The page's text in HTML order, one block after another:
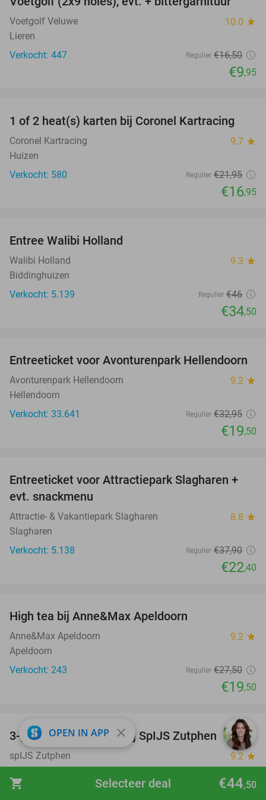
shopping_cart €44,50
Selecteer deal
40%
Voetgolf Veluwe 10.0 star
Lieren
Verkocht: 447
Regulier €16,50
€9,95
23%
1 of 2 heat(s) karten bij Coronel Kartracing
Coronel Kartracing 9.7 star
Huizen
Verkocht: 580
Regulier €21,95
€16,95
Entree Walibi Holland
Walibi Holland 9.3 star
Biddinghuizen
Verkocht: 5.139
Regulier €46
€34,50
41%
Entreeticket voor Avonturenpark Hellendoorn
Avonturenpark Hellendoorn 9.2 star
Hellendoorn
Verkocht: 33.641
Regulier €32,95
€19,50
41%
Entreeticket voor Attractiepark Slagharen +
evt. snackmenu
Attractie- & Vakantiepark Slagharen 8.8 star
Slagharen
Verkocht: 5.138
Regulier €37,90
€22,40
High tea bij Anne&Max Apeldoorn
Anne&Max Apeldoorn 9.2 star
Apeldoorn
Verkocht: 243
Regulier €27,50
€19,50
40%
3-gangen keuzediner bij SpIJS Zutphen
spIJS Zutphen 9.2 star
Verkocht: 643
€33,05
OPEN IN APP close